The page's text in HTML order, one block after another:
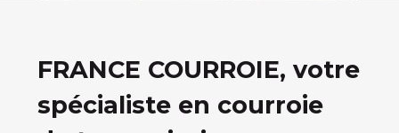
FRANCE COURROIE, votre
spécialiste en courroie